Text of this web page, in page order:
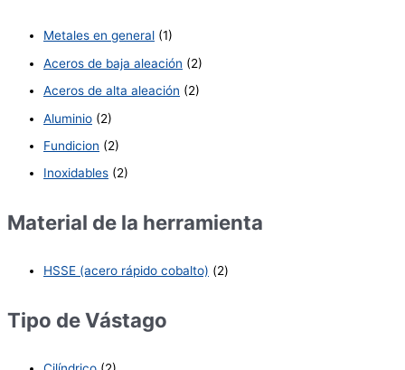
Metales en general (1)
Aceros de baja aleación (2)
Aceros de alta aleación (2)
Aluminio (2)
Fundicion (2)
Inoxidables (2)
Material de la herramienta
HSSE (acero rápido cobalto) (2)
Tipo de Vástago